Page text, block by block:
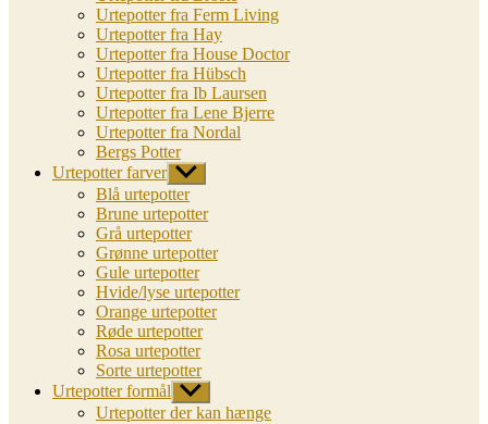
Urtepotter fra Ferm Living
Urtepotter fra Hay
Urtepotter fra House Doctor
Urtepotter fra Hübsch
Urtepotter fra Ib Laursen
Urtepotter fra Lene Bjerre
Urtepotter fra Nordal
Bergs Potter
Urtepotter farver Vis
undermenu
Blå urtepotter
Brune urtepotter
Grå urtepotter
Grønne urtepotter
Gule urtepotter
Hvide/lyse urtepotter
Orange urtepotter
Røde urtepotter
Rosa urtepotter
Sorte urtepotter
Urtepotter formål Vis
undermenu
Urtepotter der kan hænge